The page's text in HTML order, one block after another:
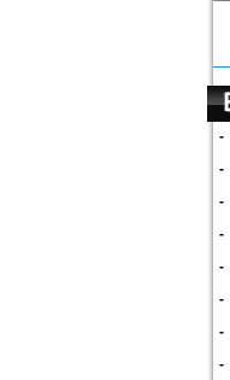
-
-
-
-
-
-
-
-